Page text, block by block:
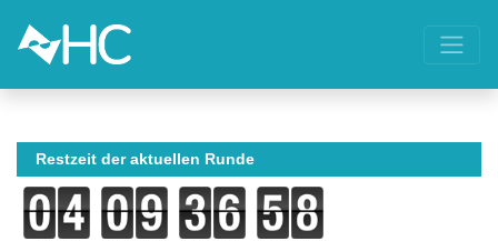
Restzeit der aktuellen Runde